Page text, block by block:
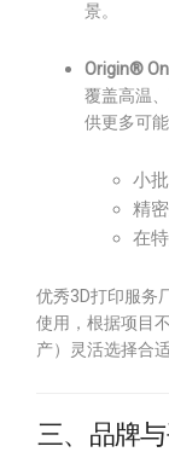
景。
Origin®
覆盖高温
供更多可
小
精
在
优秀3D打印服务
使用，根据项目
产）灵活选择合
三、品牌